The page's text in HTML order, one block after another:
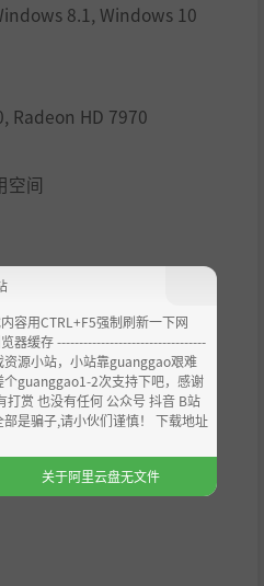
8.1, Windows 10
Radeon HD 7970
空间
容用CTRL+F5强制刷新一下网
器缓存 ----------------------------------
源小站，小站靠guanggao艰难
guanggao1-2次支持下吧，感谢
打赏 也没有任何 公众号 抖音 B站
是骗子,请小伙们谨慎！ 下载地址
关于阿里云盘无文件